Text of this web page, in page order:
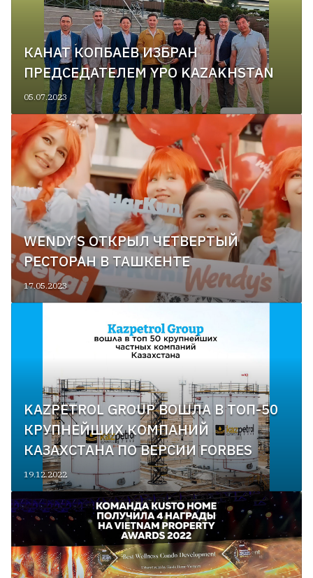
КАНАТ КОПБАЕВ ИЗБРАН
ПРЕДСЕДАТЕЛЕМ YPO KAZAKHSTAN
05.07.2023
WENDY’S ОТКРЫЛ ЧЕТВЕРТЫЙ
РЕСТОРАН В ТАШКЕНТЕ
17.05.2023
KAZPETROL GROUP ВОШЛА В ТОП-50
КРУПНЕЙШИХ КОМПАНИЙ
КАЗАХСТАНА ПО ВЕРСИИ FORBES
19.12.2022